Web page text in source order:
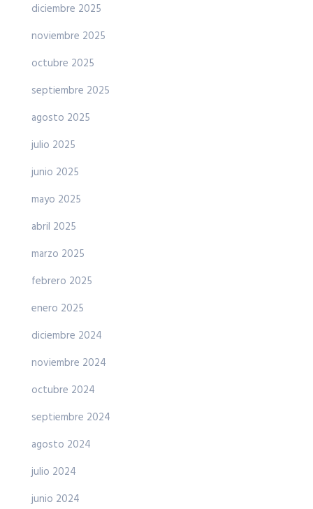
diciembre 2025
noviembre 2025
octubre 2025
septiembre 2025
agosto 2025
julio 2025
junio 2025
mayo 2025
abril 2025
marzo 2025
febrero 2025
enero 2025
diciembre 2024
noviembre 2024
octubre 2024
septiembre 2024
agosto 2024
julio 2024
junio 2024